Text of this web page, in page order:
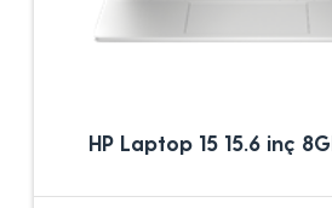
HP Laptop 15 15.6 inç